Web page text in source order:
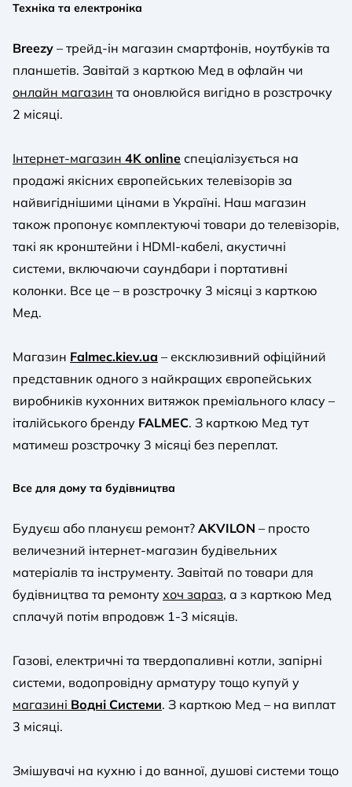
Техніка та електроніка
Breezy – трейд-ін магазин смартфонів, ноутбуків та
планшетів. Завітай з карткою Мед в офлайн чи
онлайн магазин та оновлюйся вигідно в розстрочку
2 місяці.
Інтернет-магазин 4K online спеціалізується на
продажі якісних європейських телевізорів за
найвигіднішими цінами в Україні. Наш магазин
також пропонує комплектуючі товари до телевізорів,
такі як кронштейни і HDMI-кабелі, акустичні
системи, включаючи саундбари і портативні
колонки. Все це – в розстрочку 3 місяці з карткою
Мед.
Магазин Falmec.kiev.ua – ексклюзивний офіційний
представник одного з найкращих європейських
виробників кухонних витяжок преміального класу –
італійського бренду FALMEC. З карткою Мед тут
матимеш розстрочку 3 місяці без переплат.
Все для дому та будівництва
Будуєш або плануєш ремонт? AKVILON – просто
величезний інтернет-магазин будівельних
матеріалів та інструменту. Завітай по товари для
будівництва та ремонту хоч зараз, а з карткою Мед
сплачуй потім впродовж 1-3 місяців.
Газові, електричні та твердопаливні котли, запірні
системи, водопровідну арматуру тощо купуй у
магазині Водні Системи. З карткою Мед – на виплат
3 місяці.
Змішувачі на кухню і до ванної, душові системи тощо